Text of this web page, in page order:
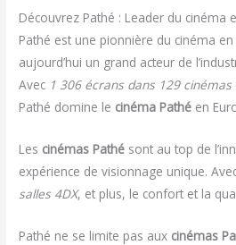
Découvrez Pathé : Leader du cinéma
Pathé est une pionnière du cinéma en
aujourd’hui un grand acteur de
Avec 1 306 écrans dans 129 cinémas
Pathé domine le cinéma Pathé en
Les cinémas Pathé sont au top de
expérience de visionnage unique.
salles 4DX, et plus, le confort et la
Pathé ne se limite pas aux cinémas